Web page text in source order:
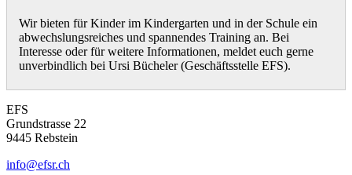
Wir bieten für Kinder im Kindergarten und in der Schule ein
abwechslungsreiches und spannendes Training an. Bei
Interesse oder für weitere Informationen, meldet euch gerne
unverbindlich bei Ursi Bücheler (Geschäftsstelle EFS).
EFS
Grundstrasse 22
9445 Rebstein
info@efsr.ch